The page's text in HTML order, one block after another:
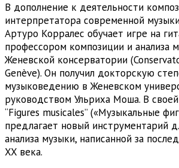
В дополнение к деятельности
интерпретатора современной
Артуро Корралес обучает игре на
профессором композиции и анализа
Женевской консерватории
Genève). Он получил докторскую
музыковедению в Женевском
руководством Ульриха Моша. В
“Figures musicales” («Музыкальные
предлагает новый инструментарий
анализа музыки, написанной за
XX века.